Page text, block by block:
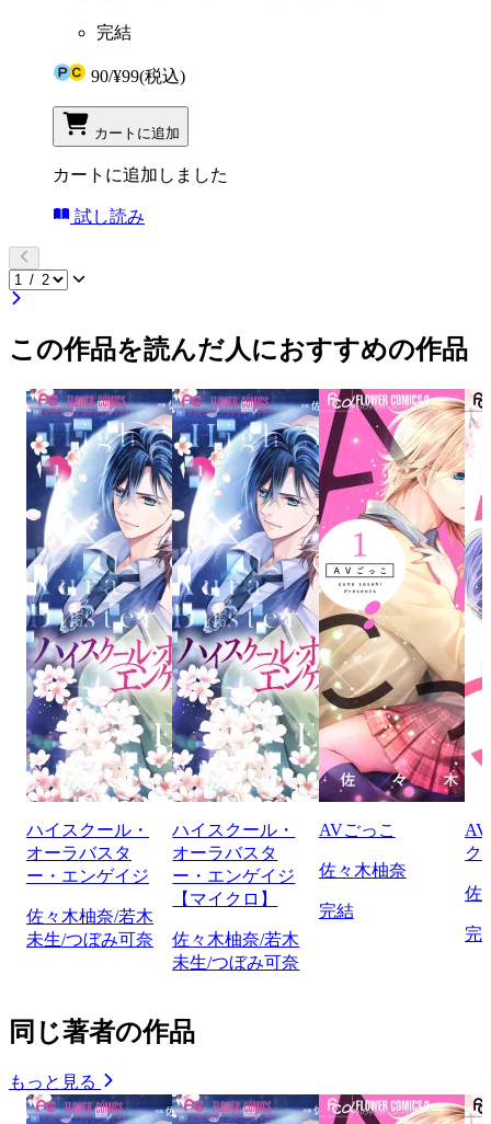
完結
90/¥99(税込)
カートに追加
カートに追加しました
試し読み
この作品を読んだ人におすすめの作品
ハイスクール・
オーラバスタ
ー・エンゲイジ
佐々木柚奈/若木
未生/つぼみ可奈
ハイスクール・
オーラバスタ
ー・エンゲイジ
【マイクロ】
佐々木柚奈/若木
未生/つぼみ可奈
AVごっこ
佐々木柚奈
完結
ク
佐
完
同じ著者の作品
もっと見る